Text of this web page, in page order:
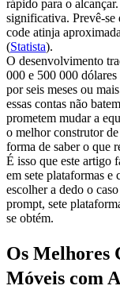
rápido para o
significativa. Prevê-
code atinja
(Statista).
O desenvolvimento
000 e 500 000
por seis meses ou
essas contas não
prometem mudar a
o melhor construtor
forma de saber o que
É isso que este artigo
em sete plataformas e
escolher a dedo o
prompt, sete
se obtém.
Os Melhores
Móveis com